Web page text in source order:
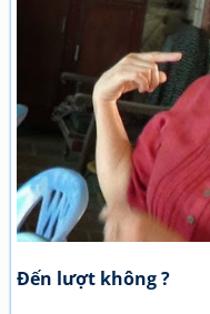
Đến lượt không ?